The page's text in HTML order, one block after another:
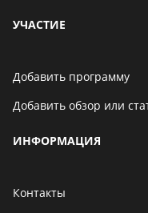
УЧАСТИЕ
Добавить программу
Добавить обзор или
ИНФОРМАЦИЯ
Контакты